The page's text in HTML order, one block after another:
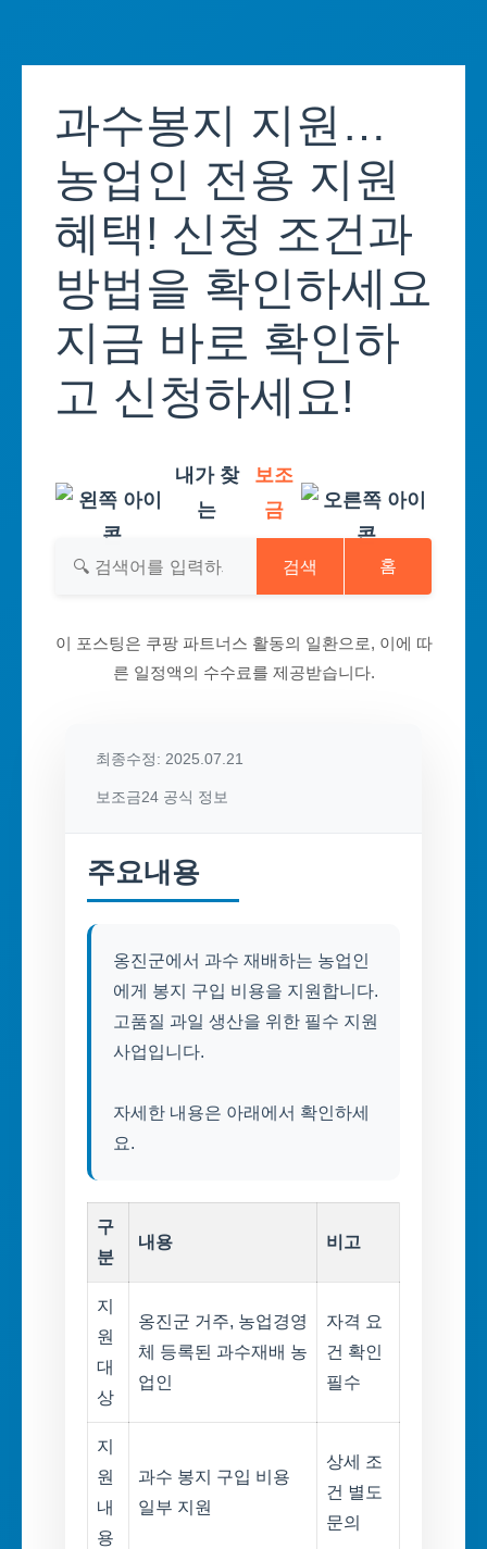
content과수봉지 지원…
농업인 전용 지원
혜택! 신청 조건과
방법을 확인하세요
지금 바로 확인하
고 신청하세요!
내가 찾
는
보조
금
검색 홈
이 포스팅은 쿠팡 파트너스 활동의 일환으로, 이에 따
른 일정액의 수수료를 제공받습니다.
최종수정: 2025.07.21
보조금24 공식 정보
주요내용
옹진군에서 과수 재배하는 농업인
에게 봉지 구입 비용을 지원합니다.
고품질 과일 생산을 위한 필수 지원
사업입니다.
자세한 내용은 아래에서 확인하세
요.
구
분
내용 비고
지
원
대
상
옹진군 거주, 농업경영
체 등록된 과수재배 농
업인
자격 요
건 확인
필수
지
원
내
용
과수 봉지 구입 비용
일부 지원
상세 조
건 별도
문의